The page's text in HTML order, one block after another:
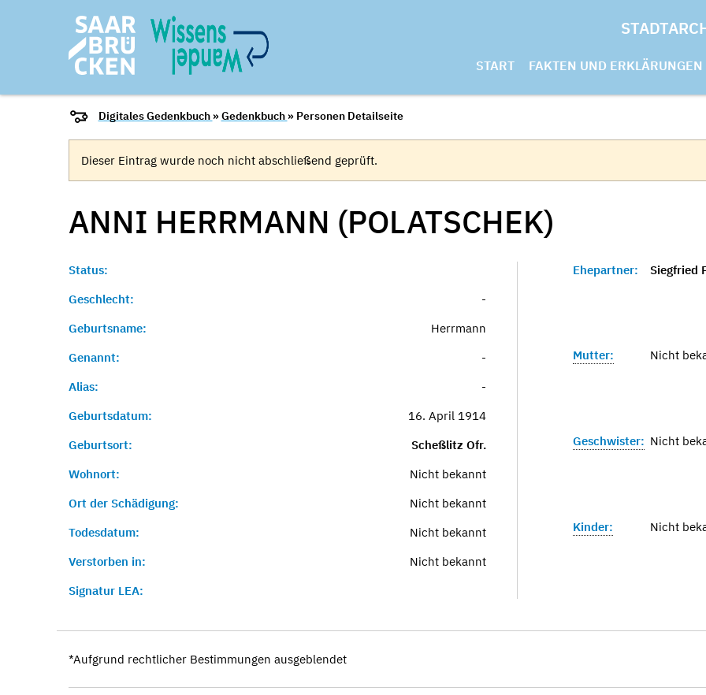
START FAKTEN UND ERKLÄRUNGEN
Digitales Gedenkbuch »Gedenkbuch » Personen Detailseite
Dieser Eintrag wurde noch nicht abschließend geprüft.
ANNI HERRMANN (POLATSCHEK)
Status:
Geschlecht:
-
Geburtsname:
Herrmann
Genannt:
-
Alias:
-
Geburtsdatum:
16. April 1914
Geburtsort:
Scheßlitz Ofr.
Wohnort:
Nicht bekannt
Ort der Schädigung:
Nicht bekannt
Todesdatum:
Nicht bekannt
Verstorben in:
Nicht bekannt
Signatur LEA:
Ehepartner: Siegfried
Mutter: Nicht
Geschwister: Nicht
Kinder: Nicht
*Aufgrund rechtlicher Bestimmungen ausgeblendet